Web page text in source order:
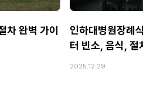
차 완벽 가이
인하대병원장례
터 빈소, 음식, 절
2025.12.29